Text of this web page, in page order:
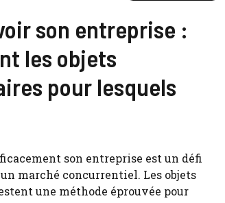
son entreprise :
les objets
pour lesquels
son entreprise est un défi
marché concurrentiel. Les objets
une méthode éprouvée pour